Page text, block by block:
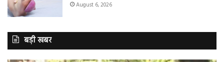
August 6, 2026
बड़ी खबर